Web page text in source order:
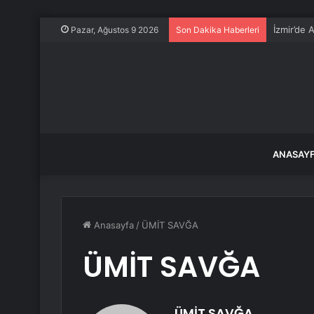
Pazar, Ağustos 9 2026 Son Dakika Haberleri İzmir’de
Anasayfa / ÜMİT SAVĞA
ÜMİT SAVĞA